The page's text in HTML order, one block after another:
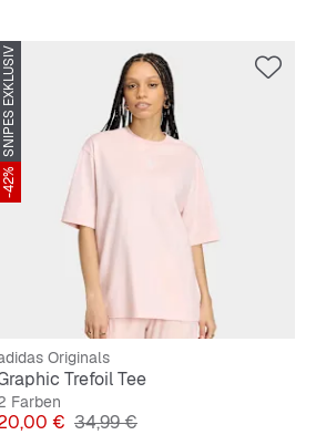
SNIPES EXKLUSIV
-42%
Originals
Trefoil Tee
Farben
€ Originalpreis
34,99 €